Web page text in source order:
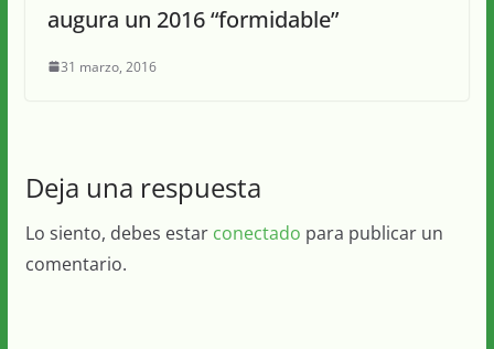
augura un 2016 “formidable”
31 marzo, 2016
Deja una respuesta
Lo siento, debes estar conectado para publicar un
comentario.